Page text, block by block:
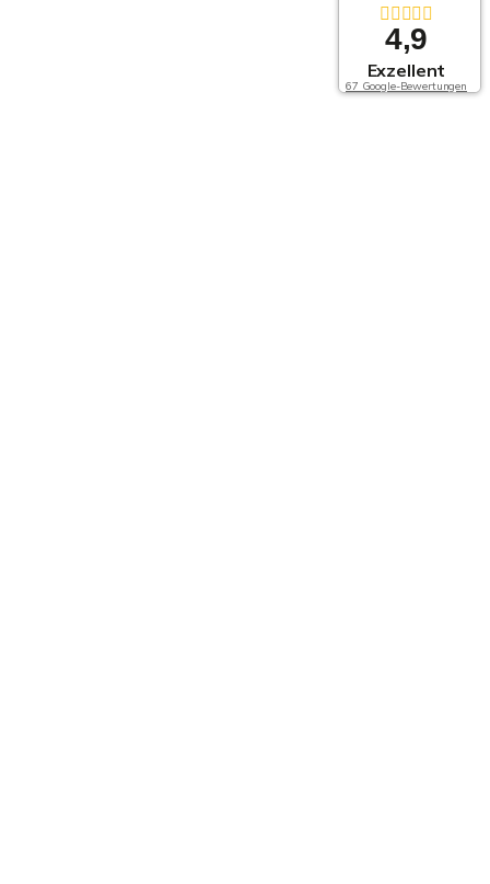
4,9
Exzellent
67 Google-Bewertungen